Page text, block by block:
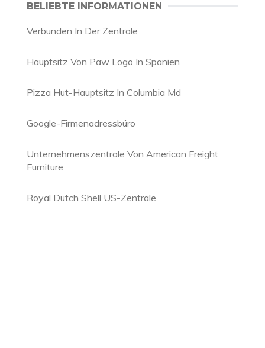
BELIEBTE INFORMATIONEN
Verbunden In Der Zentrale
Hauptsitz Von Paw Logo In Spanien
Pizza Hut-Hauptsitz In Columbia Md
Google-Firmenadressbüro
Unternehmenszentrale Von American Freight
Furniture
Royal Dutch Shell US-Zentrale